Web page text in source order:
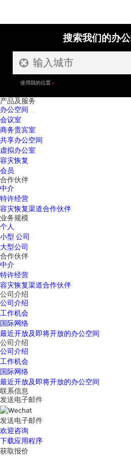
搜索我们的办
使用我的位置
产品及服务
办公空间
会议室
商务贵宾室
共享办公空间
虚拟办公室
容灾恢复
会员
合作伙伴
中介
特许经营
容灾恢复渠道合作伙伴
业务规模
个人
小型 公司
大型公司
合作伙伴
中介
特许经营
容灾恢复渠道合作伙伴
公司介绍
公司介绍
工作机会
国际网络
最近开放及即将开放的办公空间
公司介绍
公司介绍
工作机会
国际网络
最近开放及即将开放的办公空间
联系信息
发送电子邮件
发送电子邮件
欢迎咨询
下载应用程序
获取报价